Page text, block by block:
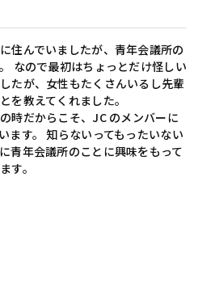
住んでいましたが、青年会議所の
なので最初はちょっとだけ怪しい
たが、女性もたくさんいるし先輩
を教えてくれました。
時だからこそ、JC のメンバーに
ます。 知らないってもったいない
青年会議所のことに興味をもって
す。